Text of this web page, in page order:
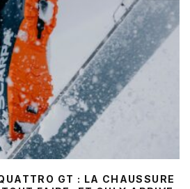
GT : LA CHAUSSURE